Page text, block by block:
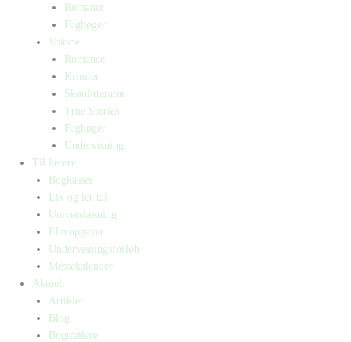
Romaner
Fagbøger
Voksne
Romance
Krimier
Skønlitteratur
True Stories
Fagbøger
Undervisning
Til lærere
Bogkasser
Lix og let-tal
Universlæsning
Elevopgaver
Undervisningsforløb
Messekalender
Aktuelt
Artikler
Blog
Bogtrailere